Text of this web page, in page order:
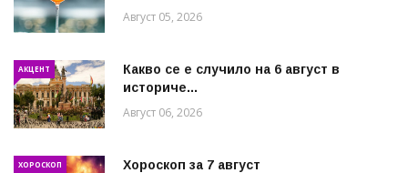
Август 05, 2026
АКЦЕНТ
Какво се е случило на 6 август в
историче...
Август 06, 2026
ХОРОСКОП Хороскоп за 7 август